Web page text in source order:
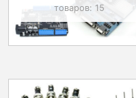
товаров: 15